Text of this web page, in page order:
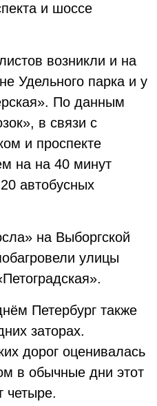
и шоссе
возникли и на
Удельного парка и у
По данным
в связи с
и проспекте
на на 40 минут
автобусных
на Выборгской
улицы
Петербург также
заторах.
дорог оценивалась
в обычные дни этот
четыре.